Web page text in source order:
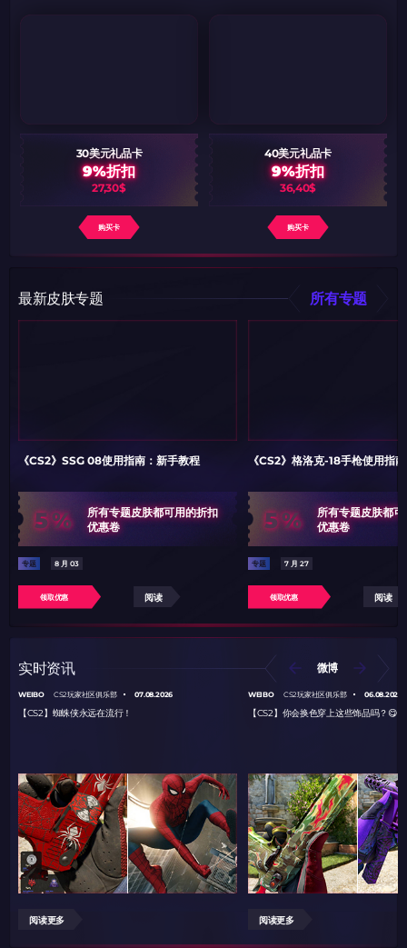
30美元礼品卡
9%折扣
27,30$
购买卡
40美元礼品卡
9%折扣
36,40$
购买卡
最新皮肤专题 所有专题
《CS2》SSG 08使用指南：新手教程
5%
所有专题皮肤都可用的折扣
优惠卷
专题 8 月 03
领取优惠 阅读
《CS2》格洛克-18手枪使用指
5%
所有专题皮肤都
优惠卷
专题 7 月 27
领取优惠 阅读
实时资讯 微博
WEIBO CS2玩家社区俱乐部 07.08.2026
【CS2】蜘蛛侠永远在流行！
阅读更多
WEIBO CS2玩家社区俱乐部 06.08.2026
【CS2】你会换色穿上这些饰品吗？😋
阅读更多